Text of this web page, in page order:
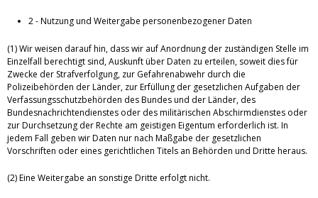
2 - Nutzung und Weitergabe personenbezogener Daten
(1) Wir weisen darauf hin, dass wir auf Anordnung der zuständigen Stelle im
Einzelfall berechtigt sind, Auskunft über Daten zu erteilen, soweit dies für
Zwecke der Strafverfolgung, zur Gefahrenabwehr durch die
Polizeibehörden der Länder, zur Erfüllung der gesetzlichen Aufgaben der
Verfassungsschutzbehörden des Bundes und der Länder, des
Bundesnachrichtendienstes oder des militärischen Abschirmdienstes oder
zur Durchsetzung der Rechte am geistigen Eigentum erforderlich ist. In
jedem Fall geben wir Daten nur nach Maßgabe der gesetzlichen
Vorschriften oder eines gerichtlichen Titels an Behörden und Dritte heraus.
(2) Eine Weitergabe an sonstige Dritte erfolgt nicht.